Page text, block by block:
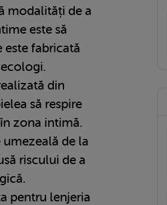
modalități de a
este să
este fabricată
din
să respire
zona intimă.
umezeală de la
riscului de a
pentru lenjeria